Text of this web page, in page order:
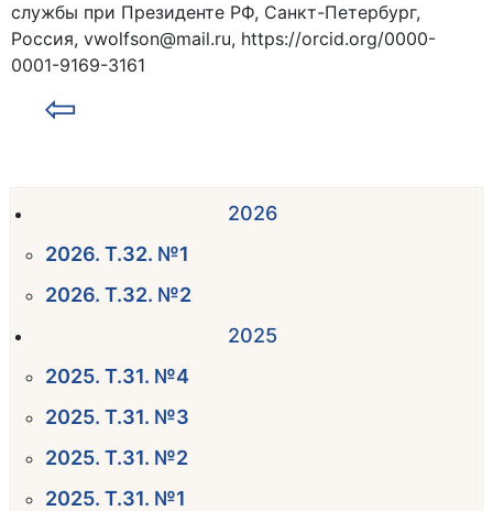
службы при Президенте РФ, Санкт-Петербург,
Россия, vwolfson@mail.ru, https://orcid.org/0000-
0001-9169-3161
⇦
2026
2026. Т.32. №1
2026. Т.32. №2
2025
2025. Т.31. №4
2025. Т.31. №3
2025. Т.31. №2
2025. Т.31. №1